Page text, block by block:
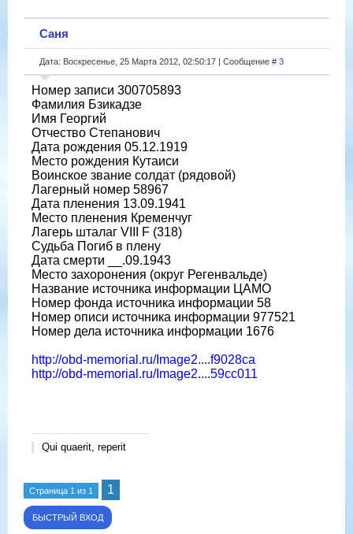
Саня
Дата: Воскресенье, 25 Марта 2012, 02:50:17 | Сообщение # 3
Номер записи 300705893
Фамилия Бзикадзе
Имя Георгий
Отчество Степанович
Дата рождения 05.12.1919
Место рождения Кутаиси
Воинское звание солдат (рядовой)
Лагерный номер 58967
Дата пленения 13.09.1941
Место пленения Кременчуг
Лагерь шталаг VIII F (318)
Судьба Погиб в плену
Дата смерти __.09.1943
Место захоронения (округ Регенвальде)
Название источника информации ЦАМО
Номер фонда источника информации 58
Номер описи источника информации 977521
Номер дела источника информации 1676
http://obd-memorial.ru/Image2....f9028ca
http://obd-memorial.ru/Image2....59cc011
Qui quaerit, reperit
Страница 1 из 1 1